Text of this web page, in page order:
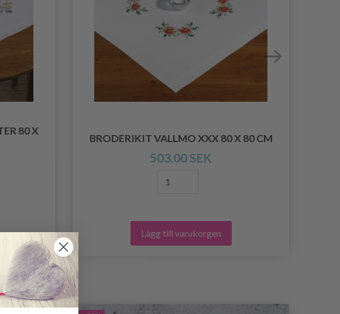
80 X
BRODERIKIT VALLMO XXX 80 X 80 CM
503.00 SEK
Lägg till varukorgen